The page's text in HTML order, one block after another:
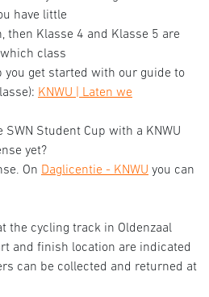
have little
then Klasse 4 and Klasse 5 are
class
you get started with our guide to
KNWU | Laten we
Student Cup with a KNWU
yet?
On Daglicentie - KNWU you can
the cycling track in Oldenzaal
and finish location are indicated
can be collected and returned at